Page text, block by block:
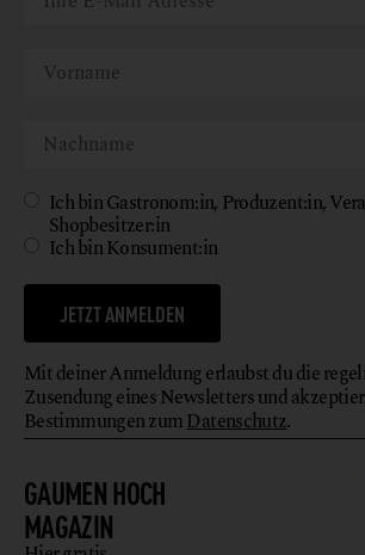
GAUMEN HOCH
MAGAZIN
Ich bin Gastronom:in, Produzent:in,
Shopbesitzer:in
Ich bin Konsument:in
JETZT ANMELDEN
Mit deiner Anmeldung erlaubst du die
Zusendung eines Newsletters und
Bestimmungen zumDatenschutz.